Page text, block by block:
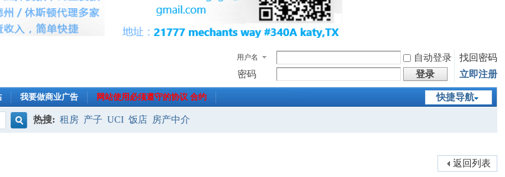
用户名 自动登录
找回密码
密码
登录 立即注册
快捷导航
我要做商业广告 网站使用必须遵守的协议 合约
热搜: 租房 产子 UCI 饭店 房产中介
返回列表